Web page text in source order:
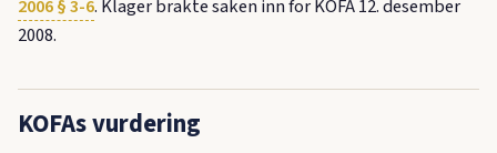
2006 § 3-6. Klager brakte saken inn for KOFA 12. desember
2008.
KOFAs vurdering